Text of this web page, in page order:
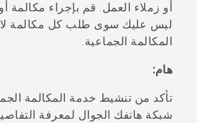
الدعم
أجهزة HTC والملحقات
أو زملاء العمل. قم بإجراء مكالمة
ليس عليك سوى طلب كل مكالمة
المكالمة الجماعية.
هام:
تأكد من تنشيط خدمة المكالمة
شبكة هاتفك الجوال لمعرفة